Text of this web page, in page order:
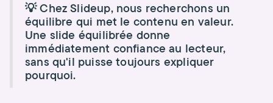
💡 Chez Slideup, nous recherchons un
équilibre qui met le contenu en valeur.
Une slide équilibrée donne
immédiatement confiance au lecteur,
sans qu'il puisse toujours expliquer
pourquoi.